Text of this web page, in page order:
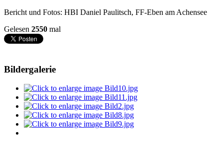
Bericht und Fotos: HBI Daniel Paulitsch, FF-Eben am Achensee
Gelesen 2550 mal
Bildergalerie